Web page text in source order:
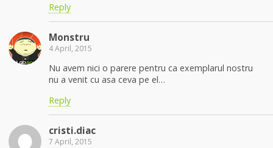
Reply
Monstru
4 April, 2015
Nu avem nici o parere pentru ca exemplarul nostru
nu a venit cu asa ceva pe el…
Reply
cristi.diac
7 April, 2015